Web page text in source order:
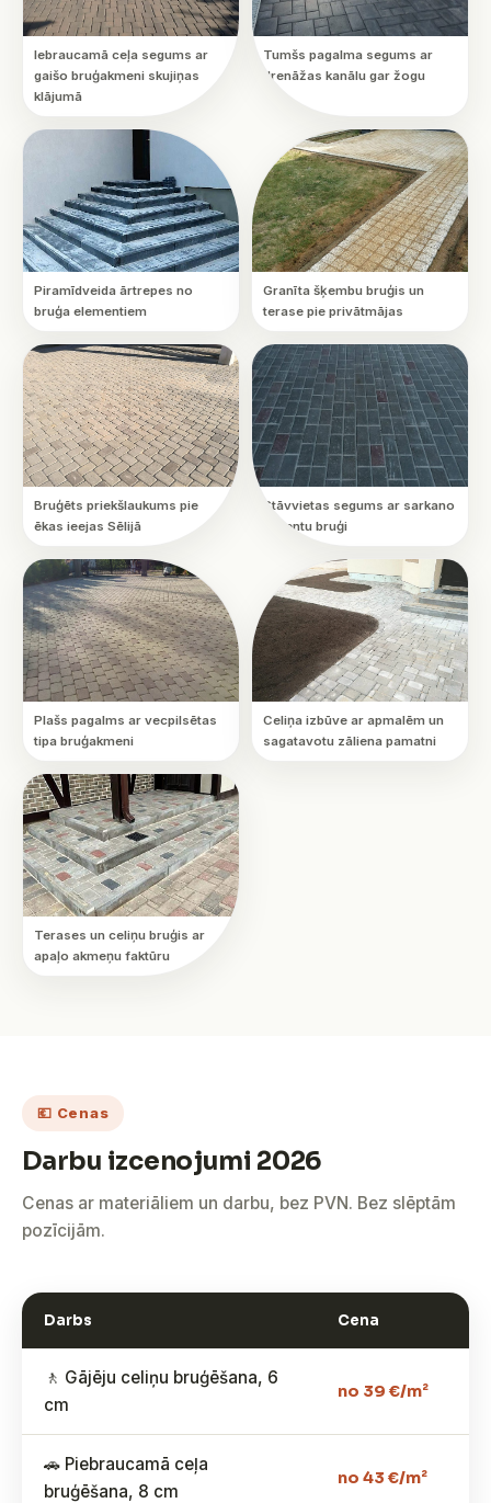
Iebraucamā ceļa segums ar
gaišo bruģakmeni skujiņas
klājumā
Tumšs pagalma segums ar
drenāžas kanālu gar žogu
Piramīdveida ārtrepes no
bruģa elementiem
Granīta šķembu bruģis un
terase pie privātmājas
Bruģēts priekšlaukums pie
ēkas ieejas Sēlijā
Stāvvietas segums ar sarkano
akcentu bruģi
Plašs pagalms ar vecpilsētas
tipa bruģakmeni
Celiņa izbūve ar apmalēm un
sagatavotu zāliena pamatni
Terases un celiņu bruģis ar
apaļo akmeņu faktūru
💶 Cenas
Darbu izcenojumi 2026
Cenas ar materiāliem un darbu, bez PVN. Bez slēptām
pozīcijām.
Darbs Cena
🚶 Gājēju celiņu bruģēšana, 6
cm
no 39 €/m²
🚗 Piebraucamā ceļa
bruģēšana, 8 cm
no 43 €/m²